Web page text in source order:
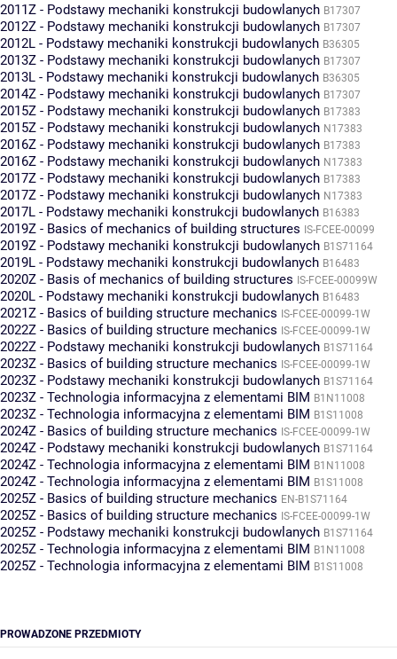
2011Z - Podstawy mechaniki konstrukcji budowlanych B17307
2012Z - Podstawy mechaniki konstrukcji budowlanych B17307
2012L - Podstawy mechaniki konstrukcji budowlanych B36305
2013Z - Podstawy mechaniki konstrukcji budowlanych B17307
2013L - Podstawy mechaniki konstrukcji budowlanych B36305
2014Z - Podstawy mechaniki konstrukcji budowlanych B17307
2015Z - Podstawy mechaniki konstrukcji budowlanych B17383
2015Z - Podstawy mechaniki konstrukcji budowlanych N17383
2016Z - Podstawy mechaniki konstrukcji budowlanych B17383
2016Z - Podstawy mechaniki konstrukcji budowlanych N17383
2017Z - Podstawy mechaniki konstrukcji budowlanych B17383
2017Z - Podstawy mechaniki konstrukcji budowlanych N17383
2017L - Podstawy mechaniki konstrukcji budowlanych B16383
2019Z - Basics of mechanics of building structures IS-FCEE-00099
2019Z - Podstawy mechaniki konstrukcji budowlanych B1S71164
2019L - Podstawy mechaniki konstrukcji budowlanych B16483
2020Z - Basis of mechanics of building structures IS-FCEE-00099W
2020L - Podstawy mechaniki konstrukcji budowlanych B16483
2021Z - Basics of building structure mechanics IS-FCEE-00099-1W
2022Z - Basics of building structure mechanics IS-FCEE-00099-1W
2022Z - Podstawy mechaniki konstrukcji budowlanych B1S71164
2023Z - Basics of building structure mechanics IS-FCEE-00099-1W
2023Z - Podstawy mechaniki konstrukcji budowlanych B1S71164
2023Z - Technologia informacyjna z elementami BIM B1N11008
2023Z - Technologia informacyjna z elementami BIM B1S11008
2024Z - Basics of building structure mechanics IS-FCEE-00099-1W
2024Z - Podstawy mechaniki konstrukcji budowlanych B1S71164
2024Z - Technologia informacyjna z elementami BIM B1N11008
2024Z - Technologia informacyjna z elementami BIM B1S11008
2025Z - Basics of building structure mechanics EN-B1S71164
2025Z - Basics of building structure mechanics IS-FCEE-00099-1W
2025Z - Podstawy mechaniki konstrukcji budowlanych B1S71164
2025Z - Technologia informacyjna z elementami BIM B1N11008
2025Z - Technologia informacyjna z elementami BIM B1S11008
PROWADZONE PRZEDMIOTY